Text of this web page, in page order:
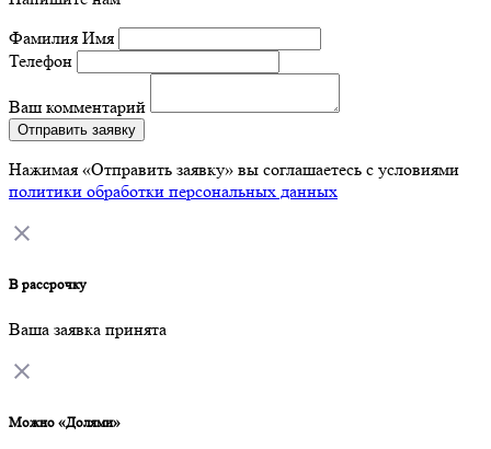
Фамилия Имя
Телефон
Ваш комментарий
Отправить заявку
Нажимая «Отправить заявку» вы соглашаетесь с условиями
политики обработки персональных данных
В рассрочку
Ваша заявка принята
Можно «Долями»